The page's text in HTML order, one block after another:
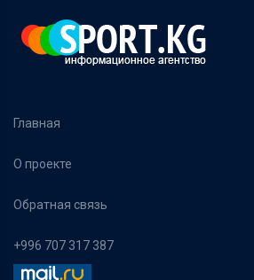
Главная
О проекте
Обратная связь
+996 707 317 387